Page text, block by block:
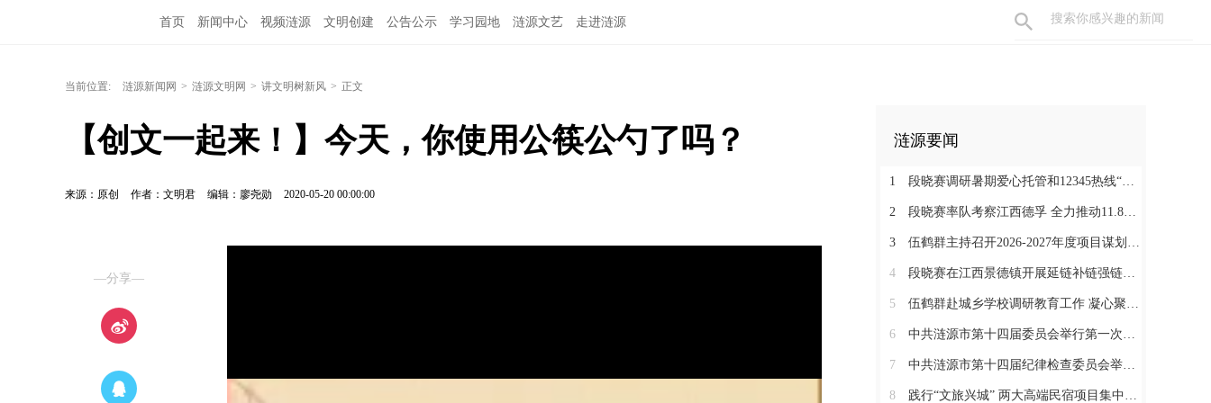
首页 新闻中心 视频涟源 文明创建 公告公示 学习园地 涟源文艺 走进涟源
当前位置: 涟源新闻网 > 涟源文明网 > 讲文明树新风 > 正文
【创文一起来！】今天，你使用公筷公勺了吗？
来源：原创 作者：文明君 编辑：廖尧勋 2020-05-20 00:00:00
—分享—
涟源要闻
1 段晓赛调研暑期爱心托管和12345热线“领导接听日”工作：在办好民生实事中打通基层治理“最后一米”
2 段晓赛率队考察江西德孚 全力推动11.8亿元循环经济项目提速增效
3 伍鹤群主持召开2026-2027年度项目谋划调度会
4 段晓赛在江西景德镇开展延链补链强链招商 围绕“三电一钛”精准发力
5 伍鹤群赴城乡学校调研教育工作 凝心聚力推动涟源教育高质量发展
6 中共涟源市第十四届委员会举行第一次全体会议 段晓赛当选市委书记 伍鹤群周杨当选市委副书记
7 中共涟源市第十四届纪律检查委员会举行第一次全体会议
8 践行“文旅兴城” 两大高端民宿项目集中签约开工 全力打造“湖湘地区文旅康养名城”